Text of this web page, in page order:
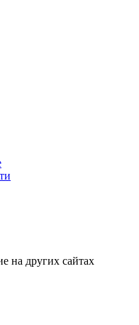
на других сайтах